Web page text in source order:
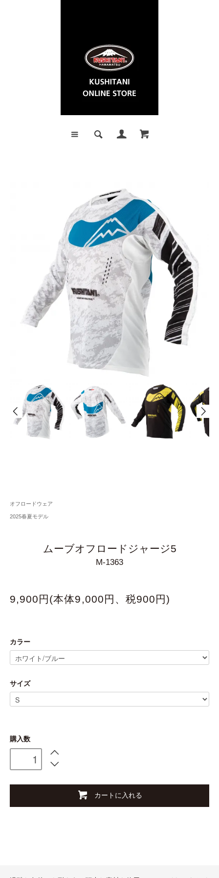
オフロードウェア
2025春夏モデル
ムーブオフロードジャージ5
M-1363
9,900円(本体9,000円、税900円)
カラー
サイズ
購入数
カートに入れる